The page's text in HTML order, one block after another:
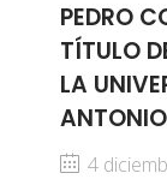
PEDRO
TÍTULO
LA
4